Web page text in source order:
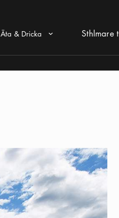
Äta & Dricka Sthlmare